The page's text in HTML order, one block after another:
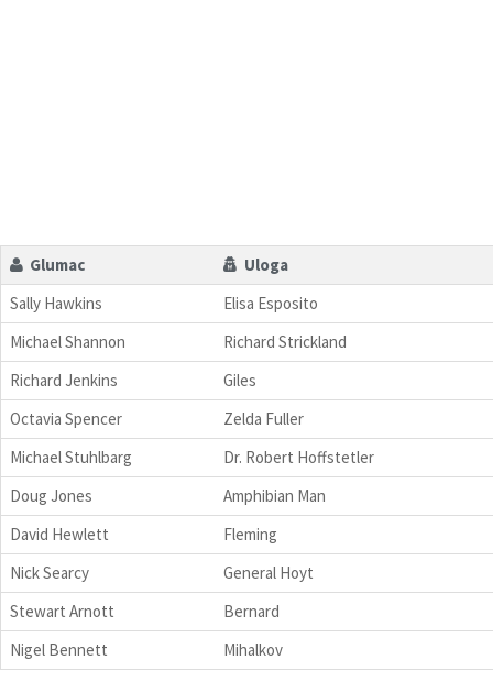
Glumac
Uloga
Sally Hawkins
Elisa Esposito
Michael Shannon
Richard Strickland
Richard Jenkins
Giles
Octavia Spencer
Zelda Fuller
Michael Stuhlbarg
Dr. Robert Hoffstetler
Doug Jones
Amphibian Man
David Hewlett
Fleming
Nick Searcy
General Hoyt
Stewart Arnott
Bernard
Nigel Bennett
Mihalkov